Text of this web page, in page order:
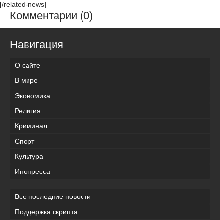
[/related-news]
Комментарии (0)
Навигация
О сайте
В мире
Экономика
Религия
Криминал
Спорт
Культура
Инопресса
Все последние новости
Поддержка скрипта